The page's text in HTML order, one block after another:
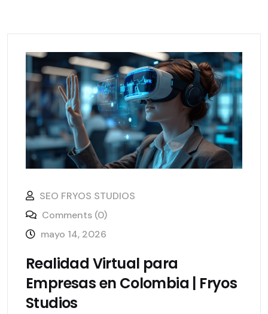
SEO FRYOS STUDIOS
Comments (0)
mayo 14, 2026
Realidad Virtual para
Empresas en Colombia | Fryos
Studios